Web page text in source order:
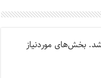
بخش‌های موردنیاز